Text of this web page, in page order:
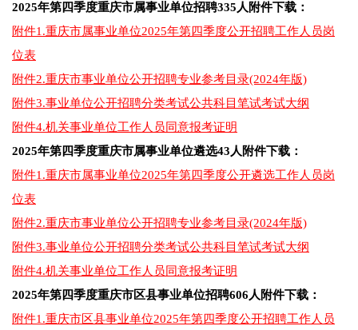
2025年第四季度重庆市属事业单位招聘335人附件下载：
附件1.重庆市属事业单位2025年第四季度公开招聘工作人员岗
位表
附件2.重庆市事业单位公开招聘专业参考目录(2024年版)
附件3.事业单位公开招聘分类考试公共科目笔试考试大纲
附件4.机关事业单位工作人员同意报考证明
2025年第四季度重庆市属事业单位遴选43人附件下载：
附件1.重庆市属事业单位2025年第四季度公开遴选工作人员岗
位表
附件2.重庆市事业单位公开招聘专业参考目录(2024年版)
附件3.事业单位公开招聘分类考试公共科目笔试考试大纲
附件4.机关事业单位工作人员同意报考证明
2025年第四季度重庆市区县事业单位招聘606人附件下载：
附件1.重庆市区县事业单位2025年第四季度公开招聘工作人员